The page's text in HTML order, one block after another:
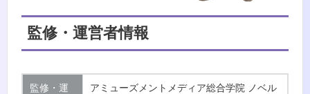
監修・運営者情報
監修・運
アミューズメントメディア総合学院 ノベル